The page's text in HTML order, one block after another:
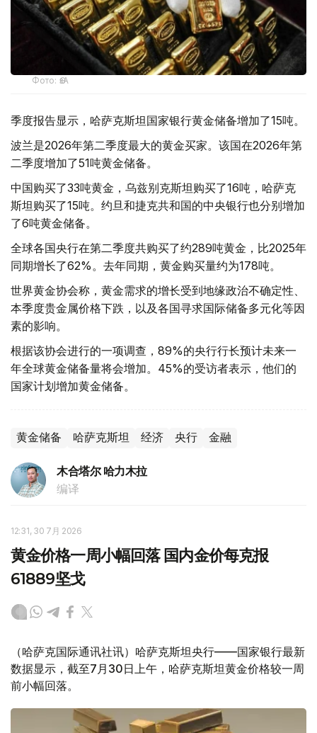
Фото: ӨзА
季度报告显示，哈萨克斯坦国家银行黄金储备增加了15吨。
波兰是2026年第二季度最大的黄金买家。该国在2026年第
二季度增加了51吨黄金储备。
中国购买了33吨黄金，乌兹别克斯坦购买了16吨，哈萨克
斯坦购买了15吨。约旦和捷克共和国的中央银行也分别增加
了6吨黄金储备。
全球各国央行在第二季度共购买了约289吨黄金，比2025年
同期增长了62%。去年同期，黄金购买量约为178吨。
世界黄金协会称，黄金需求的增长受到地缘政治不确定性、
本季度贵金属价格下跌，以及各国寻求国际储备多元化等因
素的影响。
根据该协会进行的一项调查，89%的央行行长预计未来一
年全球黄金储备量将会增加。45%的受访者表示，他们的
国家计划增加黄金储备。
黄金储备 哈萨克斯坦 经济 央行 金融
木合塔尔 哈力木拉
编译
12:31, 30 7月 2026
黄金价格一周小幅回落 国内金价每克报
61889坚戈
（哈萨克国际通讯社讯）哈萨克斯坦央行——国家银行最新
数据显示，截至7月30日上午，哈萨克斯坦黄金价格较一周
前小幅回落。